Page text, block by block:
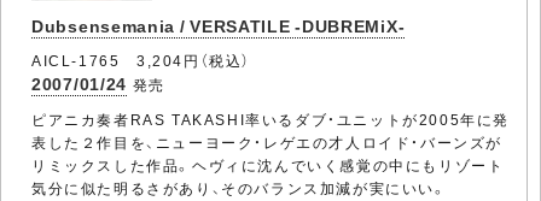
Dubsensemania / VERSATILE -DUBREMiX-
AICL-1765 3,204円（税込）
2007/01/24 発売
ピアニカ奏者RAS TAKASHI率いるダブ・ユニットが2005年に発
表した２作目を、ニューヨーク・レゲエの才人ロイド・バーンズが
リミックスした作品。ヘヴィに沈んでいく感覚の中にもリゾート
気分に似た明るさがあり、そのバランス加減が実にいい。